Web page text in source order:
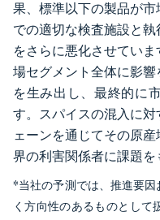
果、標準以下の製品が
での適切な検査施設と
をさらに悪化させてい
場セグメント全体に影
を生み出し、最終的に
す。スパイスの混入に
ェーンを通じてその原
界の利害関係者に課題を
*当社の予測では、推進要
く方向性のあるものとして